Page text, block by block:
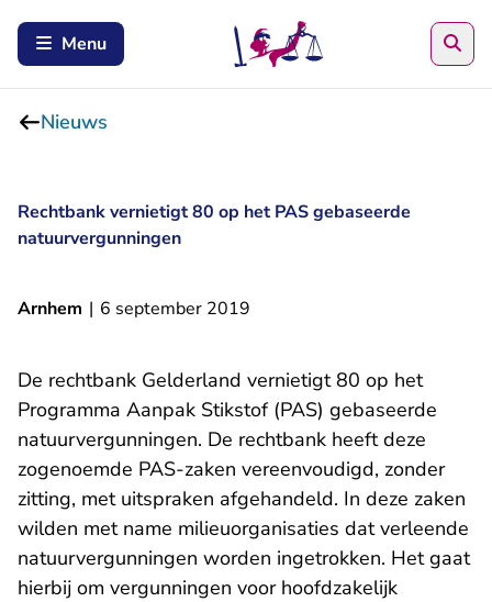
Menu
Nieuws
Rechtbank vernietigt 80 op het PAS gebaseerde
natuurvergunningen
Arnhem | 6 september 2019
De rechtbank Gelderland vernietigt 80 op het
Programma Aanpak Stikstof (PAS) gebaseerde
natuurvergunningen. De rechtbank heeft deze
zogenoemde PAS-zaken vereenvoudigd, zonder
zitting, met uitspraken afgehandeld. In deze zaken
wilden met name milieuorganisaties dat verleende
natuurvergunningen worden ingetrokken. Het gaat
hierbij om vergunningen voor hoofdzakelijk